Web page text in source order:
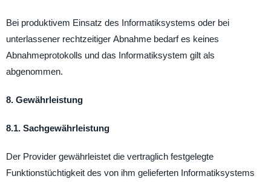
Bei produktivem Einsatz des Informatiksystems oder bei
unterlassener rechtzeitiger Abnahme bedarf es keines
Abnahmeprotokolls und das Informatiksystem gilt als
abgenommen.
8. Gewährleistung
8.1. Sachgewährleistung
Der Provider gewährleistet die vertraglich festgelegte
Funktionstüchtigkeit des von ihm gelieferten Informatiksystems